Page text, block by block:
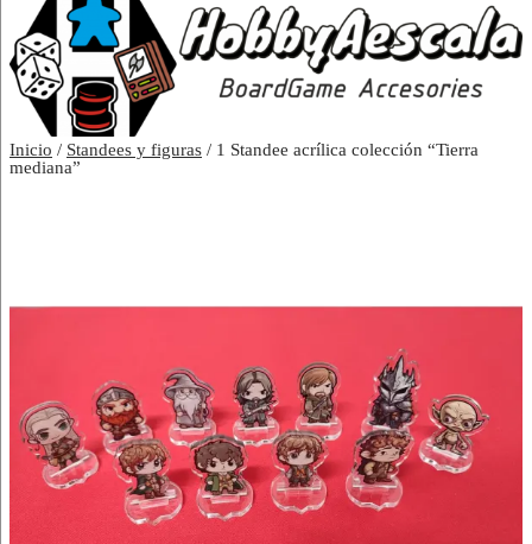
Inicio / Standees y figuras / 1 Standee acrílica colección “Tierra
mediana”